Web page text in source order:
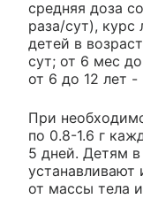
средняя доза
раза/сут), курс
детей в
сут; от 6 мес
от 6 до 12 лет -
При
по 0.8-1.6 г
5 дней. Детям в
устанавливают
от массы тела